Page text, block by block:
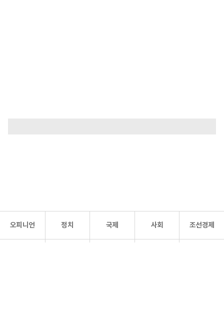
오피니언 정치 국제 사회 조선경제